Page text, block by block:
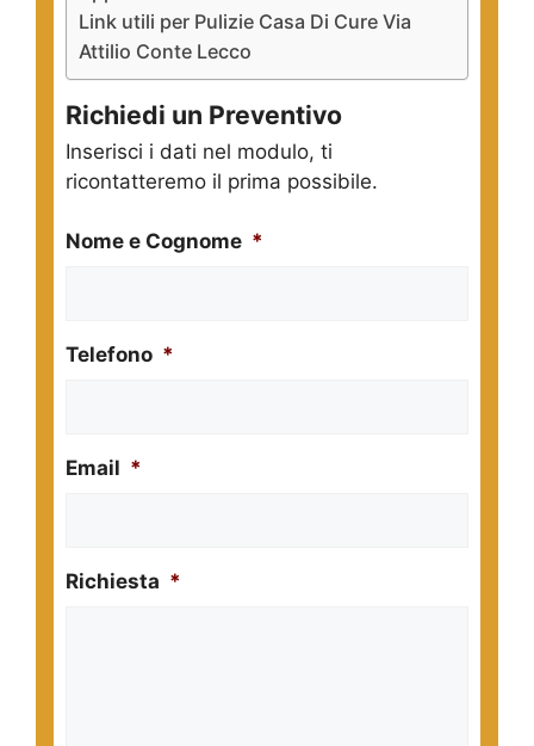
Link utili per Pulizie Casa Di Cure Via
Attilio Conte Lecco
Richiedi un Preventivo
Inserisci i dati nel modulo, ti
ricontatteremo il prima possibile.
Nome e Cognome *
Telefono *
Email *
Richiesta *